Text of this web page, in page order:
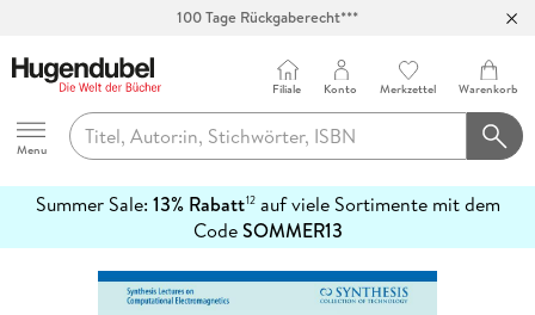
100 Tage Rückgaberecht***
Hugendubel
Menu
Filiale Konto Merkzettel Warenkorb
Summer Sale: 13% Rabatt12auf viele Sortimente mit dem
CodeSOMMER13
erfahren